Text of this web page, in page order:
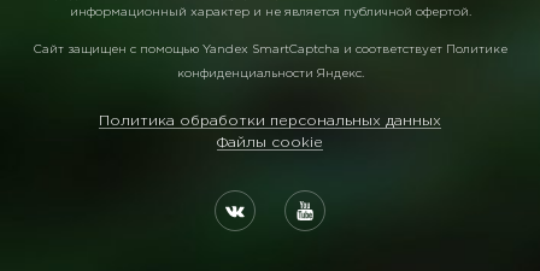
информационный характер и не является публичной офертой.
Сайт защищен с помощью Yandex SmartCaptcha и соответствует Политике
конфиденциальности Яндекс.
Политика обработки персональных данных
Файлы cookie